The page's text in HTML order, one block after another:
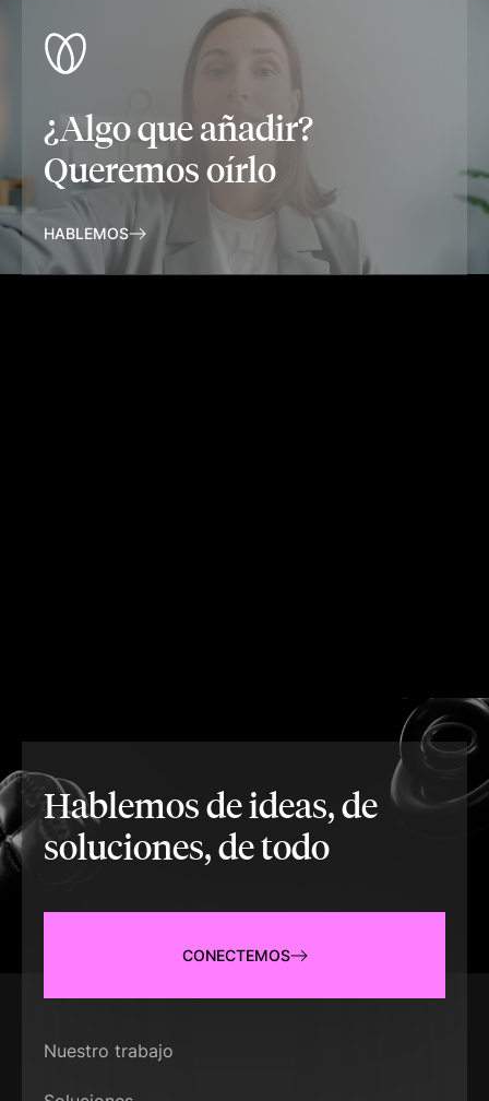
¿Algo que añadir?
Queremos oírlo
HABLEMOS
Hablemos de ideas, de
soluciones, de todo
CONECTEMOS
Nuestro trabajo